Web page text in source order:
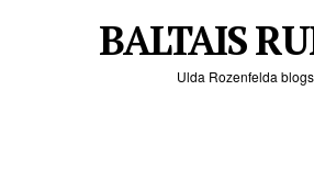
BALTAIS
Ulda Rozenfelda blogs